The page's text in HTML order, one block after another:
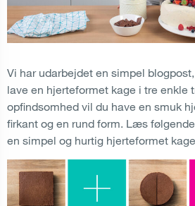
Vi har udarbejdet en simpel
lave en hjerteformet kage i tre enkle
opfindsomhed vil du have en smuk
firkant og en rund form. Læs
en simpel og hurtig hjerteformet